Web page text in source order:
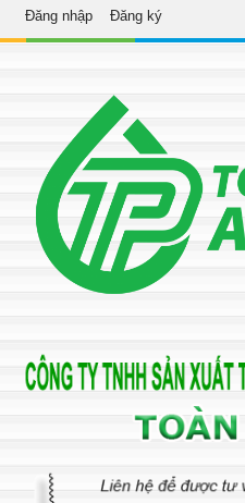
Đăng nhập Đăng ký